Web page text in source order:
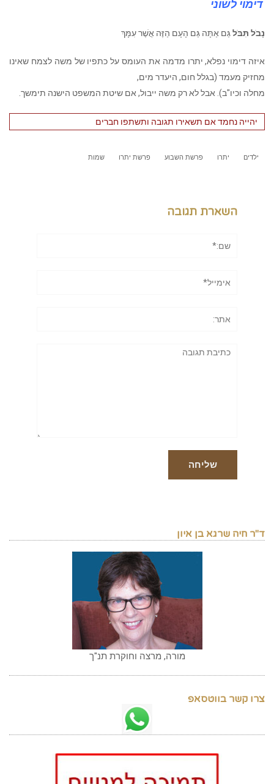
דימוי לשוני
נָבֹל תִּבֹּלגַּם אַתָּה גַּם הָעָם הַזֶּה אֲשֶׁר עִמָּךְ
איזה דימוי נפלא, יתרו מדמה את העומס על כתפיו של משה לצמח שאינו
מחזיק מעמד (בגלל חום, היעדר מים,
מחלה וכיו"ב). אבל לא רק משה ייבול, אם שיטת המשפט הישנה תימשך.
יהייה נחמד אם תשאירו תגובה ותשתפו חברים
ילדים יתרו פרשת השבוע פרשת יתרו שמות
השארת תגובה
ד"ר חיה שרגא בן איון
מורה, מרצה וחוקרת תנ"ך
צרו קשר בווטסאפ